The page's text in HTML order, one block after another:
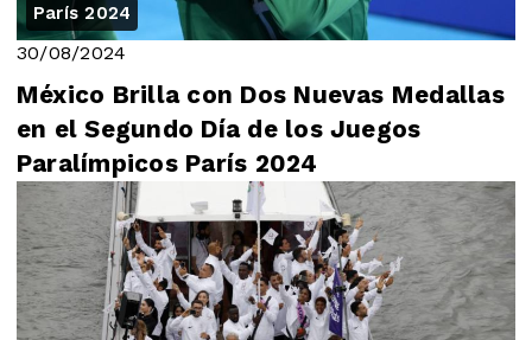
París 2024
30/08/2024
México Brilla con Dos Nuevas Medallas
en el Segundo Día de los Juegos
Paralímpicos París 2024